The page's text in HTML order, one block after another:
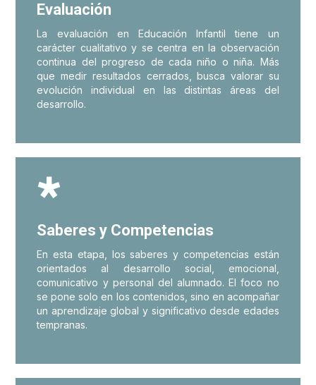
Evaluación
La evaluación en Educación Infantil tiene un
carácter cualitativo y se centra en la observación
continua del progreso de cada niño o niña. Más
que medir resultados cerrados, busca valorar su
evolución individual en las distintas áreas del
desarrollo.

Saberes y Competencias
En esta etapa, los saberes y competencias están
orientados al desarrollo social, emocional,
comunicativo y personal del alumnado. El foco no
se pone solo en los contenidos, sino en acompañar
un aprendizaje global y significativo desde edades
tempranas.